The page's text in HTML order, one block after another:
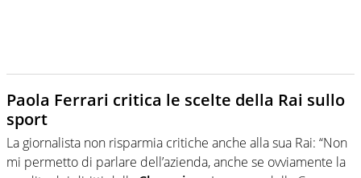
Paola Ferrari critica le scelte della Rai sullo
sport
La giornalista non risparmia critiche anche alla sua Rai: “Non
mi permetto di parlare dell’azienda, anche se ovviamente la